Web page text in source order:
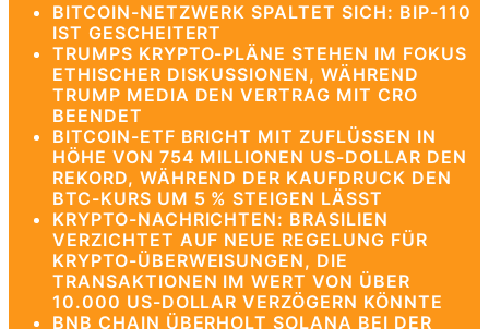
BITCOIN-NETZWERK SPALTET SICH: BIP-110
IST GESCHEITERT
TRUMPS KRYPTO-PLÄNE STEHEN IM FOKUS
ETHISCHER DISKUSSIONEN, WÄHREND
TRUMP MEDIA DEN VERTRAG MIT CRO
BEENDET
BITCOIN-ETF BRICHT MIT ZUFLÜSSEN IN
HÖHE VON 754 MILLIONEN US-DOLLAR DEN
REKORD, WÄHREND DER KAUFDRUCK DEN
BTC-KURS UM 5 % STEIGEN LÄSST
KRYPTO-NACHRICHTEN: BRASILIEN
VERZICHTET AUF NEUE REGELUNG FÜR
KRYPTO-ÜBERWEISUNGEN, DIE
TRANSAKTIONEN IM WERT VON ÜBER
10.000 US-DOLLAR VERZÖGERN KÖNNTE
BNB CHAIN ÜBERHOLT SOLANA BEI DER